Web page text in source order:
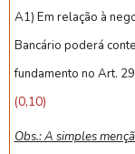
A1) Em relação à
Bancário poderá
fundamento no Art.
(0,10)
Obs.: A simples